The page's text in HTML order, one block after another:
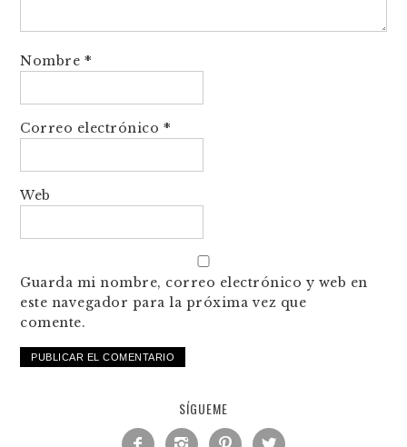
Nombre *
Correo electrónico *
Web
Guarda mi nombre, correo electrónico y web en
este navegador para la próxima vez que
comente.
SÍGUEME